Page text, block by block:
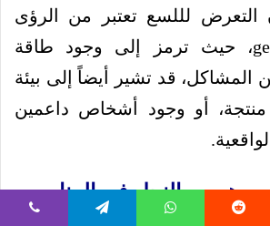
التعرض لللسع تعتبر من الرؤى
الإيجابية generally، حيث ترمز إلى وجود طاقة
المشاكل، قد تشير أيضاً إلى بيئة
أو وجود أشخاص داعمين
هروب النحل في المنام